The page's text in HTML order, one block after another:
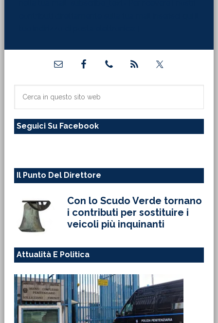
primaria
sito
Seguici Su Facebook
Il Punto Del Direttore
Con lo Scudo Verde tornano
i contributi per sostituire i
veicoli più inquinanti
Attualità E Politica